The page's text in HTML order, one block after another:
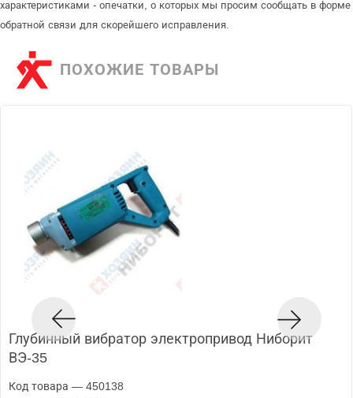
характеристиками - опечатки, о которых мы просим сообщать в форме
обратной связи для скорейшего исправления.
ПОХОЖИЕ ТОВАРЫ
Глубинный вибратор электропривод Ниборит
ВЭ-35
Код товара — 450138